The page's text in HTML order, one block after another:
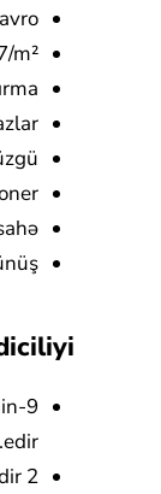
m²
edir.
2 otaqlı, 72 m² formatlı mənzil uzunmüddətli icarəyə vermək və təkrar satmaq üçün əlverişlidir.